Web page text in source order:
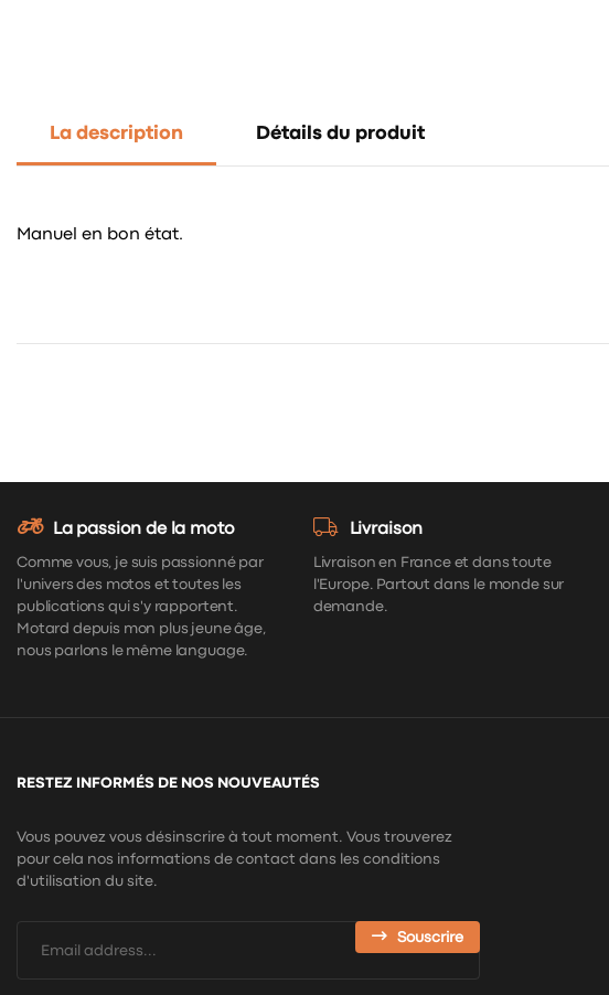
La description Détails du produit
Manuel en bon état.
La passion de la moto
Comme vous, je suis passionné par
l'univers des motos et toutes les
publications qui s'y rapportent.
Motard depuis mon plus jeune âge,
nous parlons le même language.
Livraison
Livraison en France et dans toute
l'Europe. Partout dans le monde sur
demande.
RESTEZ INFORMÉS DE NOS NOUVEAUTÉS
Vous pouvez vous désinscrire à tout moment. Vous trouverez
pour cela nos informations de contact dans les conditions
d'utilisation du site.
Souscrire